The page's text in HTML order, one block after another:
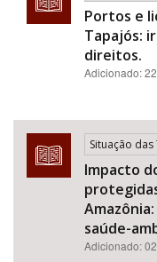
Portos e
Tapajós:
direitos.
Adicionado:
Situação
Impacto
saúde-
Adicionado: